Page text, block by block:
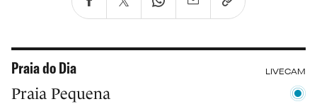
Praia do Dia LIVECAM
Praia Pequena